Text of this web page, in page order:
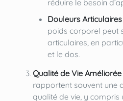
réduire le besoin
Douleurs Articulaires
poids corporel peut
articulaires, en
et le dos.
Qualité de Vie Améliorée
rapportent souvent une
qualité de vie, y compris